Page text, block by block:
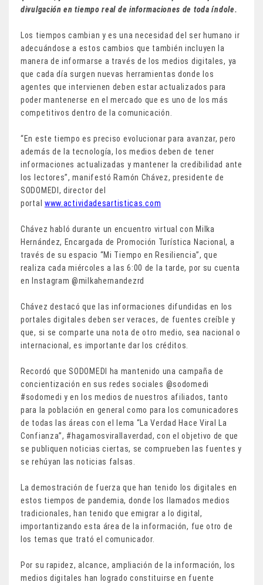
divulgación en tiempo real de informaciones de toda índole.
Los tiempos cambian y es una necesidad del ser humano ir
adecuándose a estos cambios que también incluyen la
manera de informarse a través de los medios digitales, ya
que cada día surgen nuevas herramientas donde los
agentes que intervienen deben estar actualizados para
poder mantenerse en el mercado que es uno de los más
competitivos dentro de la comunicación.
“En este tiempo es preciso evolucionar para avanzar, pero
además de la tecnología, los medios deben de tener
informaciones actualizadas y mantener la credibilidad ante
los lectores”, manifestó Ramón Chávez, presidente de
SODOMEDI, director del
portal www.actividadesartisticas.com
Chávez habló durante un encuentro virtual con Milka
Hernández, Encargada de Promoción Turística Nacional, a
través de su espacio “Mi Tiempo en Resiliencia”, que
realiza cada miércoles a las 6:00 de la tarde, por su cuenta
en Instagram @milkahernandezrd
Chávez destacó que las informaciones difundidas en los
portales digitales deben ser veraces, de fuentes creíble y
que, si se comparte una nota de otro medio, sea nacional o
internacional, es importante dar los créditos.
Recordó que SODOMEDI ha mantenido una campaña de
concientización en sus redes sociales @sodomedi
#sodomedi y en los medios de nuestros afiliados, tanto
para la población en general como para los comunicadores
de todas las áreas con el lema “La Verdad Hace Viral La
Confianza”, #hagamosvirallaverdad, con el objetivo de que
se publiquen noticias ciertas, se comprueben las fuentes y
se rehúyan las noticias falsas.
La demostración de fuerza que han tenido los digitales en
estos tiempos de pandemia, donde los llamados medios
tradicionales, han tenido que emigrar a lo digital,
importantizando esta área de la información, fue otro de
los temas que trató el comunicador.
Por su rapidez, alcance, ampliación de la información, los
medios digitales han logrado constituirse en fuente